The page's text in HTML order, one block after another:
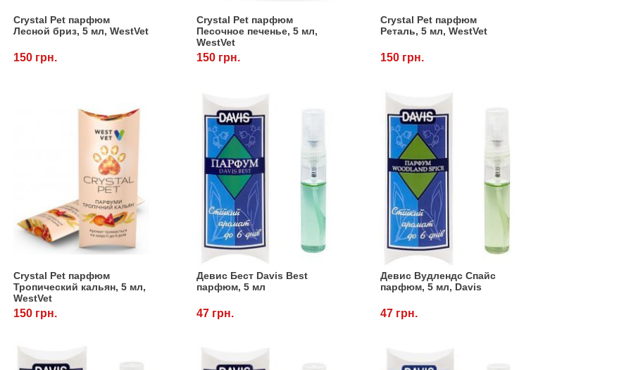
Crystal Pet парфюм
Лесной бриз, 5 мл, WestVet
150 грн.
Crystal Pet парфюм
Песочное печенье, 5 мл,
WestVet
150 грн.
Crystal Pet парфюм
Реталь, 5 мл, WestVet
150 грн.
Crystal Pet парфюм
Тропический кальян, 5 мл,
WestVet
150 грн.
Девис Бест Davis Best
парфюм, 5 мл
47 грн.
Девис Вудлендс Спайс
парфюм, 5 мл, Davis
47 грн.